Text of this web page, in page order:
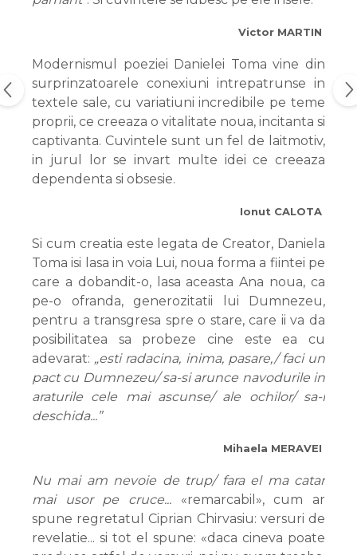
Victor MARTIN
Modernismul poeziei Danielei Toma vine din
surprinzatoarele conexiuni intrepatrunse in
textele sale, cu variatiuni incredibile pe teme
proprii, ce creeaza o vitalitate noua, incitanta si
captivanta. Cuvintele sunt un fel de laitmotiv,
in jurul lor se invart multe idei ce creeaza
dependenta si obsesie.
Ionut CALOTA
Si cum creatia este legata de Creator, Daniela
Toma isi lasa in voia Lui, noua forma a fiintei pe
care a dobandit-o, lasa aceasta Ana noua, ca
pe-o ofranda, generozitatii lui Dumnezeu,
pentru a transgresa spre o stare, care ii va da
posibilitatea sa probeze cine este ea cu
adevarat: „esti radacina, inima, pasare,/ faci un
pact cu Dumnezeu/ sa-si arunce navodurile in
araturile cele mai ascunse/ ale ochilor/ sa-i
deschida...”
Mihaela MERAVEI
Nu mai am nevoie de trup/ fara el ma catar
mai usor pe cruce... «remarcabil», cum ar
spune regretatul Ciprian Chirvasiu: versuri de
revelatie... si tot el spune: «daca cineva poate